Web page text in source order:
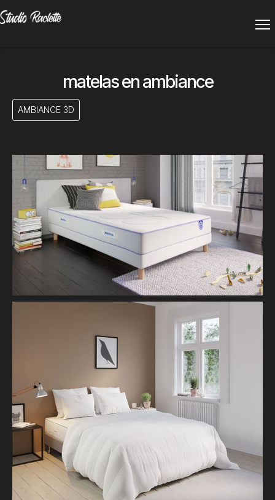
matelas en ambiance
AMBIANCE 3D